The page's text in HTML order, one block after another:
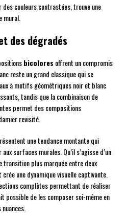
des couleurs contrastées, trouve une
mural.
des dégradés
bicolores offrent un compromis
reste un grand classique qui se
à motifs géométriques noir et blanc
tandis que la combinaison de
permet des compositions
revisité.
une tendance montante qui
surfaces murales. Qu’il s’agisse d’un
transition plus marquée entre deux
une dynamique visuelle captivante.
complètes permettant de réaliser
possible de les composer soi-même en